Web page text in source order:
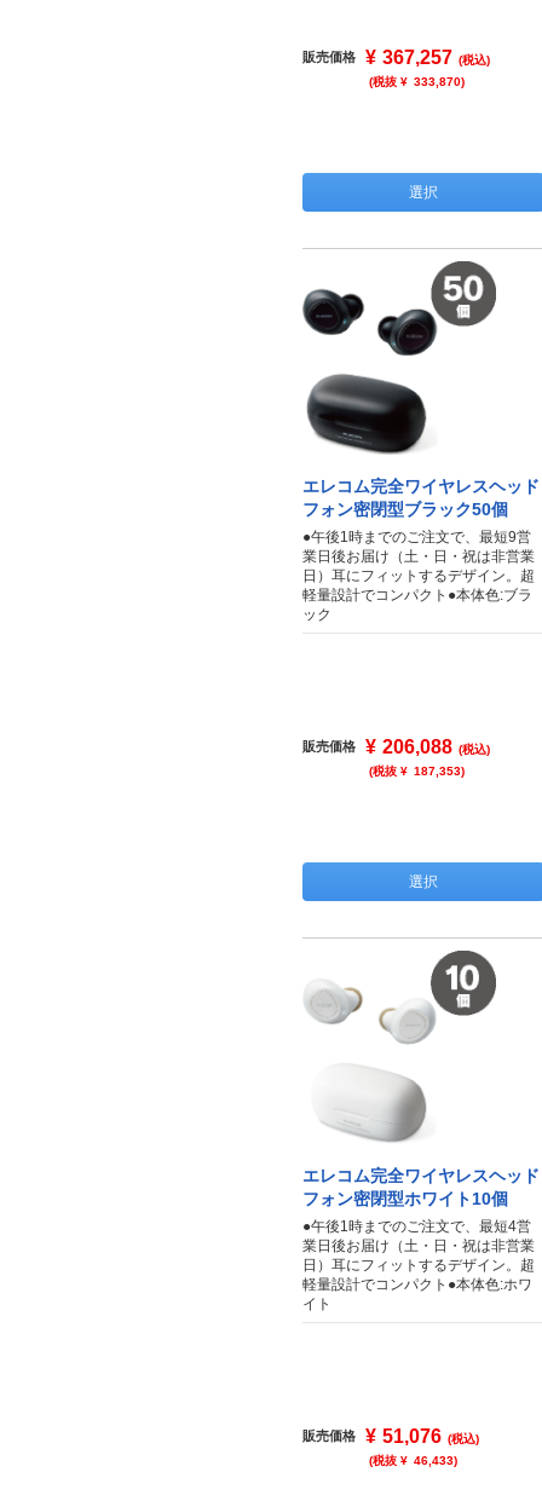
販売価格 ¥ 367,257 (税込)
(税抜 ¥ 333,870)
選択
エレコム完全ワイヤレスヘッド
フォン密閉型ブラック50個
●午後1時までのご注文で、最短9営
業日後お届け（土・日・祝は非営業
日）耳にフィットするデザイン。超
軽量設計でコンパクト●本体色:ブラ
ック
販売価格 ¥ 206,088 (税込)
(税抜 ¥ 187,353)
選択
エレコム完全ワイヤレスヘッド
フォン密閉型ホワイト10個
●午後1時までのご注文で、最短4営
業日後お届け（土・日・祝は非営業
日）耳にフィットするデザイン。超
軽量設計でコンパクト●本体色:ホワ
イト
販売価格 ¥ 51,076 (税込)
(税抜 ¥ 46,433)